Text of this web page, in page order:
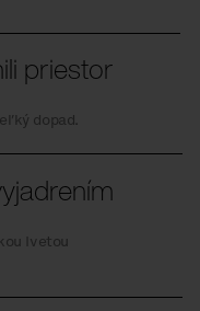
priestor
dopad.
Ivetou